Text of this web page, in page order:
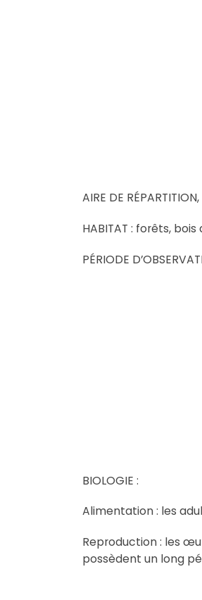
AIRE DE
HABITAT : forêts,
PÉRIODE
BIOLOGIE :
Alimentation : les
Reproduction : les
possèdent un long